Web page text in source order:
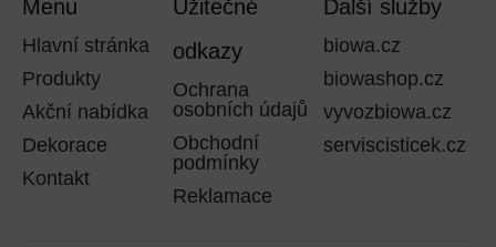
Menu
Hlavní stránka
Produkty
Akční nabídka
Dekorace
Kontakt
Užitečné
odkazy
Ochrana
osobních údajů
Obchodní
podmínky
Reklamace
Další služby
biowa.cz
biowashop.cz
vyvozbiowa.cz
serviscisticek.cz